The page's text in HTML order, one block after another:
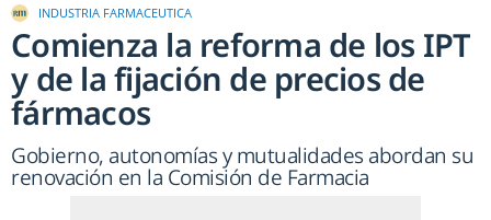
INDUSTRIA FARMACEUTICA
Comienza la reforma de los IPT
y de la fijación de precios de
fármacos
Gobierno, autonomías y mutualidades abordan su
renovación en la Comisión de Farmacia